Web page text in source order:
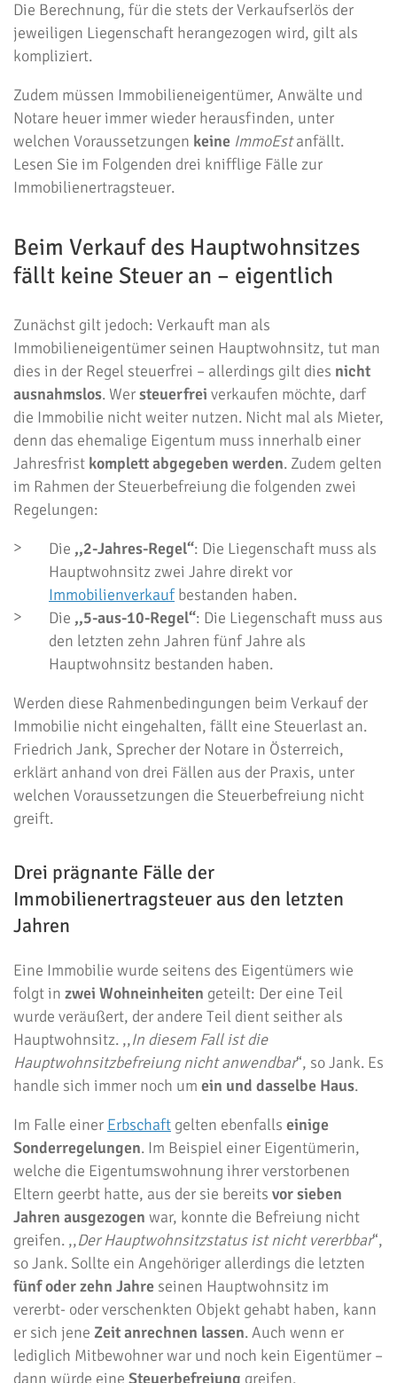
Die Berechnung, für die stets der Verkaufserlös der
jeweiligen Liegenschaft herangezogen wird, gilt als
kompliziert.
Zudem müssen Immobilieneigentümer, Anwälte und
Notare heuer immer wieder herausfinden, unter
welchen Voraussetzungen keine ImmoEstanfällt.
Lesen Sie im Folgenden drei knifflige Fälle zur
Immobilienertragsteuer.
Beim Verkauf des Hauptwohnsitzes
fällt keine Steuer an – eigentlich
Zunächst gilt jedoch: Verkauft man als
Immobilieneigentümer seinen Hauptwohnsitz, tut man
dies in der Regel steuerfrei – allerdings gilt dies nicht
ausnahmslos. Wersteuerfrei verkaufen möchte, darf
die Immobilie nicht weiter nutzen. Nicht mal als Mieter,
denn das ehemalige Eigentum muss innerhalb einer
Jahresfrist komplett abgegeben werden. Zudem gelten
im Rahmen der Steuerbefreiung die folgenden zwei
Regelungen:
Die ,,2-Jahres-Regel“: Die Liegenschaft muss als
Hauptwohnsitz zwei Jahre direkt vor
Immobilienverkaufbestanden haben.
Die ,,5-aus-10-Regel“: Die Liegenschaft muss aus
den letzten zehn Jahren fünf Jahre als
Hauptwohnsitz bestanden haben.
Werden diese Rahmenbedingungen beim Verkauf der
Immobilie nicht eingehalten, fällt eine Steuerlast an.
Friedrich Jank, Sprecher der Notare in Österreich,
erklärt anhand von drei Fällen aus der Praxis, unter
welchen Voraussetzungen die Steuerbefreiung nicht
greift.
Drei prägnante Fälle der
Immobilienertragsteuer aus den letzten
Jahren
Eine Immobilie wurde seitens des Eigentümers wie
folgt in zwei Wohneinheiten geteilt: Der eine Teil
wurde veräußert, der andere Teil dient seither als
Hauptwohnsitz. ,,In diesem Fall ist die
Hauptwohnsitzbefreiung nicht anwendbar“, so Jank. Es
handle sich immer noch um ein und dasselbe Haus.
Im Falle einer Erbschaft gelten ebenfalls einige
Sonderregelungen. Im Beispiel einer Eigentümerin,
welche die Eigentumswohnung ihrer verstorbenen
Eltern geerbt hatte, aus der sie bereits vor sieben
Jahren ausgezogen war, konnte die Befreiung nicht
greifen. ,,Der Hauptwohnsitzstatus ist nicht vererbbar“,
so Jank. Sollte ein Angehöriger allerdings die letzten
fünf oder zehn Jahre seinen Hauptwohnsitz im
vererbt- oder verschenkten Objekt gehabt haben, kann
er sich jene Zeit anrechnen lassen. Auch wenn er
lediglich Mitbewohner war und noch kein Eigentümer –
dann würde eine Steuerbefreiung greifen.